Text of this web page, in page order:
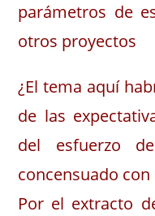
parámetros de
otros proyectos
¿El tema aquí
de las
del esfuerzo
concensuado con
Por el extracto